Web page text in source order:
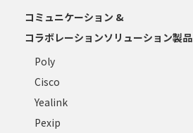
コミュニケーション &
コラボレーションソリューション製品
Poly
Cisco
Yealink
Pexip